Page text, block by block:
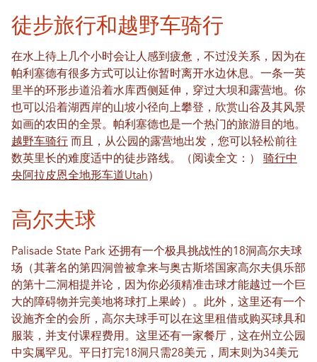
徒步旅行和越野车骑行
在水上待上几个小时会让人感到疲惫，不过没关系，因为在
帕利塞德有很多方式可以让你暂时离开水边休息。一条一英
里半的环形步道沿着水库西侧延伸，穿过大坝和露营地。你
也可以沿着湖西岸的山坡小径向上攀登，欣赏山谷及其风景
如画的农田的全景。帕利塞德也是一个热门的旅游目的地。
越野车骑行 而且，从公园的露营地出发，您可以轻松前往
数英里长的难度适中的徒步路线。（阅读全文：） 骑行中
央阿拉皮恩全地形车道Utah ）
高尔夫球
Palisade State Park 还拥有一个极具挑战性的18洞高尔夫球
场（其著名的第四洞曾被拿来与奥古斯塔国家高尔夫俱乐部
的第十二洞相提并论，因为你必须精准击球才能越过一个巨
大的障碍物并完美地将球打上果岭）。此外，这里还有一个
设施齐全的会所，高尔夫球手可以在这里租借或购买球具和
服装，并支付课程费用。这里还有一家餐厅，这在州立公园
中实属罕见。平日打完18洞只需28美元，周末则为34美元